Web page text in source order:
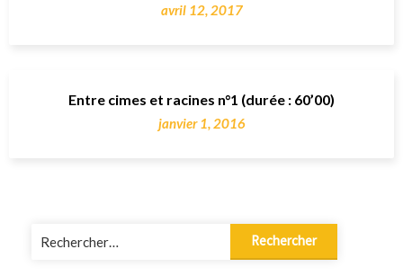
avril 12, 2017
Entre cimes et racines n°1 (durée : 60’00)
janvier 1, 2016